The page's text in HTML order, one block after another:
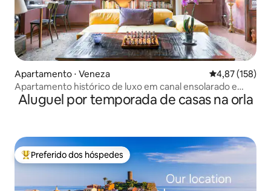
Apartamento ⋅ Veneza 4,87 de uma
4,87 (158)
Apartamento histórico de luxo em canal ensolarado e
calmo
Aluguel por temporada de casas na orla
Entre os melhores preferidos dos hóspedes
Preferido dos hóspedes